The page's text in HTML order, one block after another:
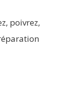
poivrez,